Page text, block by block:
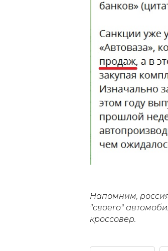
Напомним,
"своего"
кроссовер.